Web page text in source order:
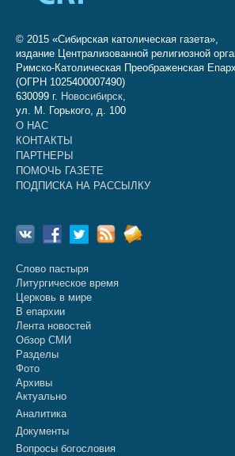
© 2015 «Сибирская католическая газета»,
издание Централизованной религиозной
Римско-Католическая Преображенская
(ОГРН 1025400007490)
630099 г. Новосибирск,
ул. М. Горького, д. 100
О НАС
КОНТАКТЫ
ПАРТНЕРЫ
ПОМОЧЬ ГАЗЕТЕ
ПОДПИСКА НА РАССЫЛКУ
Слово пастыря
Литургическое время
Церковь в мире
В епархии
Лента новостей
Обзор СМИ
Разделы
Фото
Архивы
Актуально
Аналитика
Документы
Вопросы богословия